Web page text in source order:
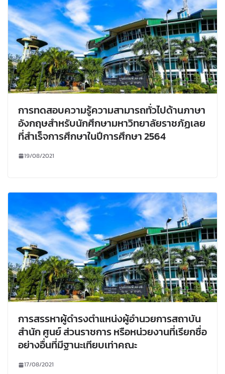
การทดสอบความรู้ความสามารถทั่วไปด้านภาษา
อังกฤษสำหรับนักศึกษามหาวิทยาลัยราชภัฏเลย
ที่สำเร็จการศึกษาในปีการศึกษา 2564
19/08/2021
การสรรหาผู้ดำรงตำแหน่งผู้อำนวยการสถาบัน
สำนัก ศูนย์ ส่วนราชการ หรือหน่วยงานที่เรียกชื่อ
อย่างอื่นที่มีฐานะเทียบเท่าคณะ
17/08/2021